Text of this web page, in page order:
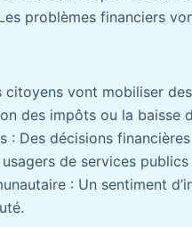
problèmes financiers
vont mobiliser
des impôts ou la baisse
: Des décisions
de services
: Un sentiment